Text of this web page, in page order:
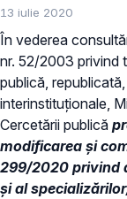
13 iulie 2020
În vederea
nr. 52/2003 privind
publică,
interinstituționale,
Cercetării publică
modificarea și
299/2020 privind
şi al